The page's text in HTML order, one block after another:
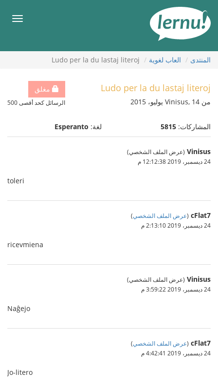
المحتويات
قائمة
المنتدى العاب لغوية Ludo per la du lastaj literoj
مغلق
الرسائل كحد أقصى 500
Ludo per la du lastaj literoj
من Vinisus, 14 يوليو، 2015
المشاركات: 5815 لغة: Esperanto
Vinisus (عرض الملف الشخصي)
24 ديسمبر، 2019 12:12:38 م
toleri
cFlat7
(عرض الملف الشخصي)
24 ديسمبر، 2019 2:13:10 م
ricevmiena
Vinisus (عرض الملف الشخصي)
24 ديسمبر، 2019 3:59:22 م
Naĝejo
cFlat7
(عرض الملف الشخصي)
24 ديسمبر، 2019 4:42:41 م
Jo-litero